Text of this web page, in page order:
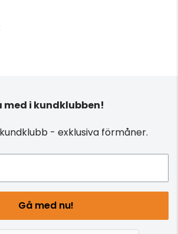
med i kundklubben!
- exklusiva förmåner.
Gå med nu!